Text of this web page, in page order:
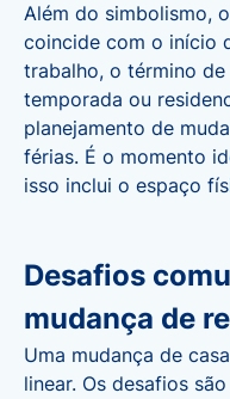
Além do simbolismo,
coincide com o início
trabalho, o término
temporada ou
planejamento de
férias. É o momento
isso inclui o espaço
Desafios
mudança de
Uma mudança de casa
linear. Os desafios